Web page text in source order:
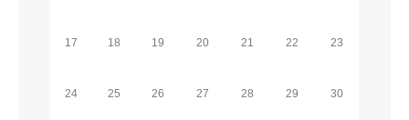
17 18 19 20 21 22 23
24 25 26 27 28 29 30